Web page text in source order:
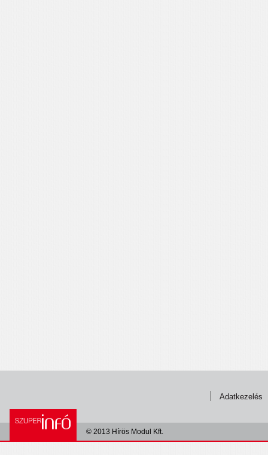
Adatkezelés
© 2013 Hírös Modul Kft.